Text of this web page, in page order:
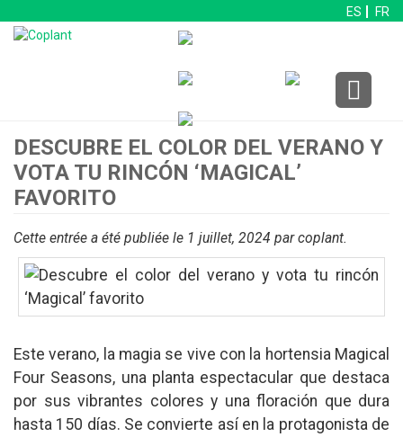
ES FR
DESCUBRE EL COLOR DEL VERANO Y
VOTA TU RINCÓN ‘MAGICAL’
FAVORITO
Cette entrée a été publiée le 1 juillet, 2024 par coplant.
Este verano, la magia se vive con la hortensia Magical
Four Seasons, una planta espectacular que destaca
por sus vibrantes colores y una floración que dura
hasta 150 días. Se convierte así en la protagonista de